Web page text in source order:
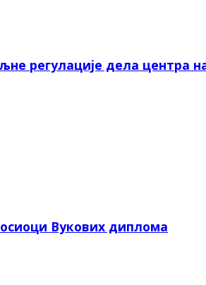
регулације дела центра
Вукових диплома